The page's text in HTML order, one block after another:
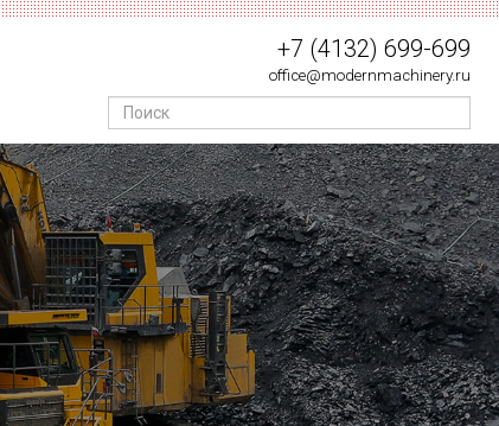
+7 (4132) 699-699
office@modernmachinery.ru